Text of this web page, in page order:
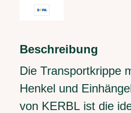
Beschreibung
Die Transportkrippe
Henkel und
von KERBL ist die